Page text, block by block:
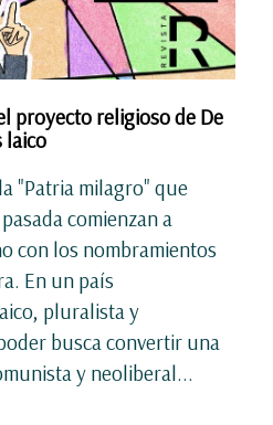
proyecto religioso de De
laico
"Patria milagro" que
comienzan a
con los nombramientos
En un país
pluralista y
busca convertir una
y neoliberal...